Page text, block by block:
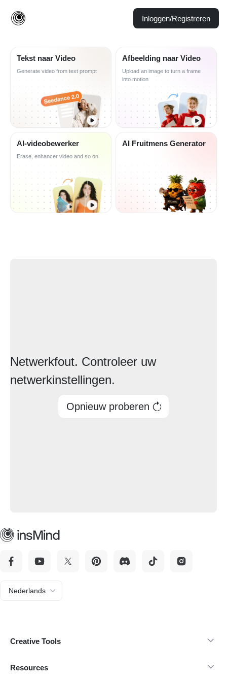
Inloggen/Registreren
Tekst naar Video
Generate video from text prompt
Afbeelding naar Video
Upload an image to turn a frame
into motion
AI-videobewerker
Erase, enhancer video and so on
AI Fruitmens Generator
Netwerkfout. Controleer uw
netwerkinstellingen.
Opnieuw proberen
Nederlands
Creative Tools
Resources